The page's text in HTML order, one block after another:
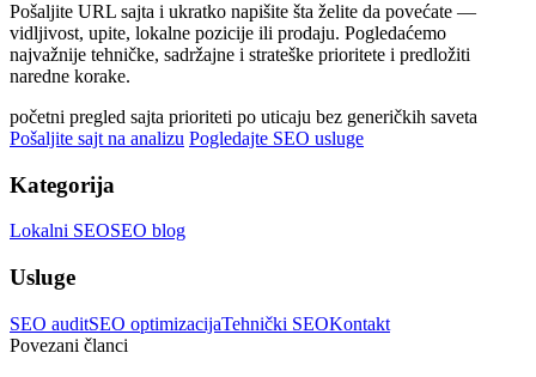
Pošaljite URL sajta i ukratko napišite šta želite da povećate —
vidljivost, upite, lokalne pozicije ili prodaju. Pogledaćemo
najvažnije tehničke, sadržajne i strateške prioritete i predložiti
naredne korake.
početni pregled sajta prioriteti po uticaju bez generičkih saveta
Pošaljite sajt na analizu Pogledajte SEO usluge
Kategorija
Lokalni SEOSEO blog
Usluge
SEO auditSEO optimizacijaTehnički SEOKontakt
Povezani članci